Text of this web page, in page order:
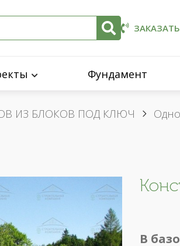
Фундамент
ИЗ БЛОКОВ ПОД КЛЮЧ
В